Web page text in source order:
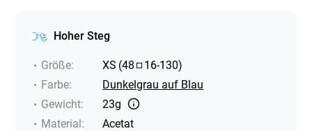
Hoher Steg
Größe: XS (48 16-130)
Farbe:
Dunkelgrau auf Blau
Gewicht:
23g
Material:
Acetat